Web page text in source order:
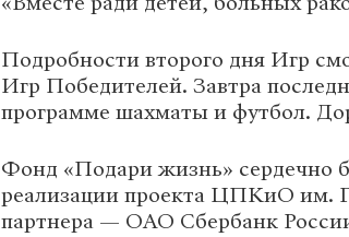
Подробности второго дня Игр
Игр Победителей. Завтра
программе шахматы и футбол.
Фонд «Подари жизнь» сердечно
реализации проекта ЦПКиО им.
партнера — ОАО Сбербанк